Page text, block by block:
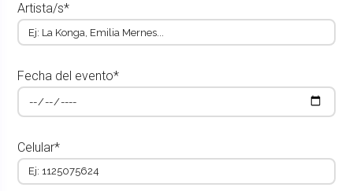
Artista/s*
Fecha del evento*
Celular*